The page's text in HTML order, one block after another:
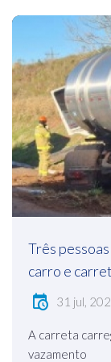
Três
carro e
31 jul,
A carreta
vazamento